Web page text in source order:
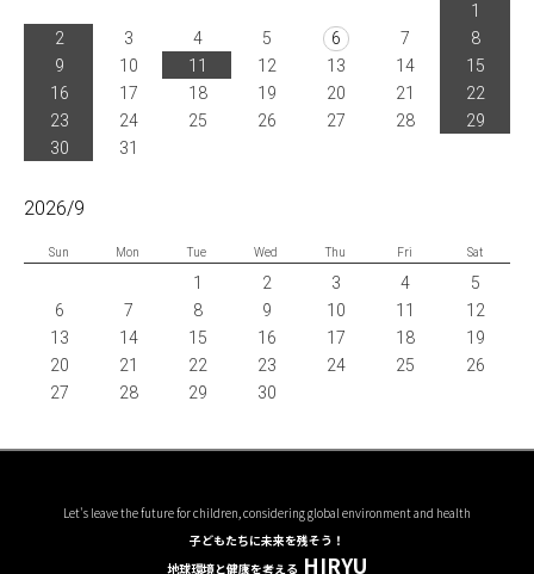
1
2
3 4 5 6 7
8
9
10 11 12 13 14
15
16
17 18 19 20 21
22
23
24 25 26 27 28
29
30
31
2026/9
Sun Mon Tue Wed Thu Fri Sat
1 2 3 4
5
6
7 8 9 10 11
12
13
14 15 16 17 18
19
20
21 22 23 24 25
26
27
28 29 30
Let's leave the future for children, considering global environment and health
子どもたちに未来を残そう！
地球環境と健康を考える HIRYU